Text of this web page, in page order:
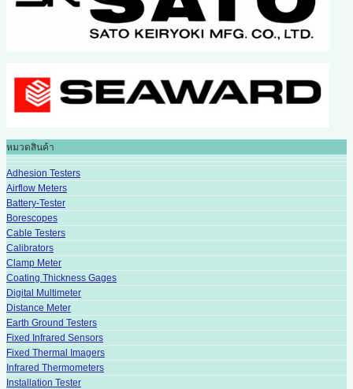
หมวดสินค้า
Adhesion Testers
Airflow Meters
Battery-Tester
Borescopes
Cable Testers
Calibrators
Clamp Meter
Coating Thickness Gages
Digital Multimeter
Distance Meter
Earth Ground Testers
Fixed Infrared Sensors
Fixed Thermal Imagers
Infrared Thermometers
Installation Tester